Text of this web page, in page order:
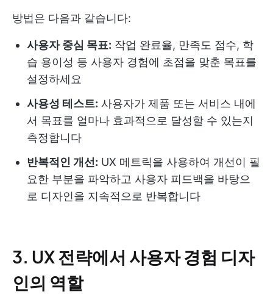
방법은 다음과 같습니다:
사용자 중심 목표: 작업 완료율, 만족도 점수, 학
습 용이성 등 사용자 경험에 초점을 맞춘 목표를
설정하세요
사용성 테스트: 사용자가 제품 또는 서비스 내에
서 목표를 얼마나 효과적으로 달성할 수 있는지
측정합니다
반복적인 개선: UX 메트릭을 사용하여 개선이 필
요한 부분을 파악하고 사용자 피드백을 바탕으
로 디자인을 지속적으로 반복합니다
3. UX 전략에서 사용자 경험 디자
인의 역할